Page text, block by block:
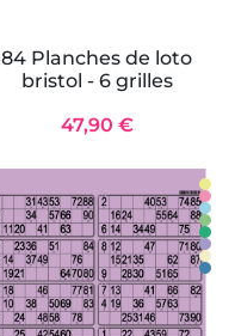
84 Planches de loto
bristol - 6 grilles
47,90 €